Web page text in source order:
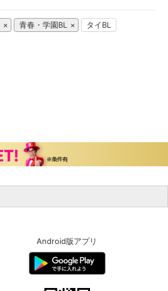
青春・学園BL
タイBL
Android版アプリ